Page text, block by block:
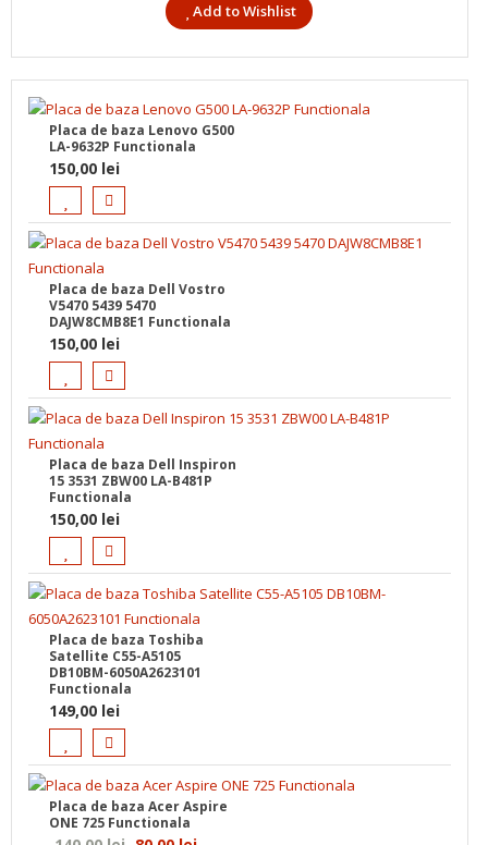
Add to Wishlist
Placa de baza Lenovo G500
LA-9632P Functionala
150,00 lei
Placa de baza Dell Vostro
V5470 5439 5470
DAJW8CMB8E1 Functionala
150,00 lei
Placa de baza Dell Inspiron
15 3531 ZBW00 LA-B481P
Functionala
150,00 lei
Placa de baza Toshiba
Satellite C55-A5105
DB10BM-6050A2623101
Functionala
149,00 lei
Placa de baza Acer Aspire
ONE 725 Functionala